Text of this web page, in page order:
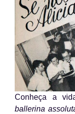
Conheça a
ballerina